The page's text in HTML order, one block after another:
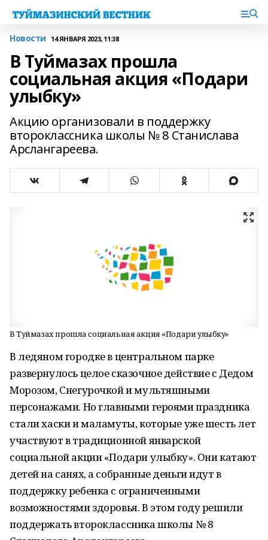
Новости 14 ЯНВАРЯ 2023, 11:38
В Туймазах прошла
социальная акция «Подари
улыбку»
Акцию организовали в поддержку
второклассника школы № 8 Станислава
Арслангареева.
В Туймазах прошла социальная акция «Подари улыбку»
В ледяном городке в центральном парке
развернулось целое сказочное действие с Дедом
Морозом, Снегурочкой и мультяшными
персонажами. Но главными героями праздника
стали хаски и маламуты, которые уже шесть лет
участвуют в традиционной январской
социальной акции «Подари улыбку». Они катают
детей на санях, а собранные деньги идут в
поддержку ребенка с ограниченными
возможностями здоровья. В этом году решили
поддержать второклассника школы № 8